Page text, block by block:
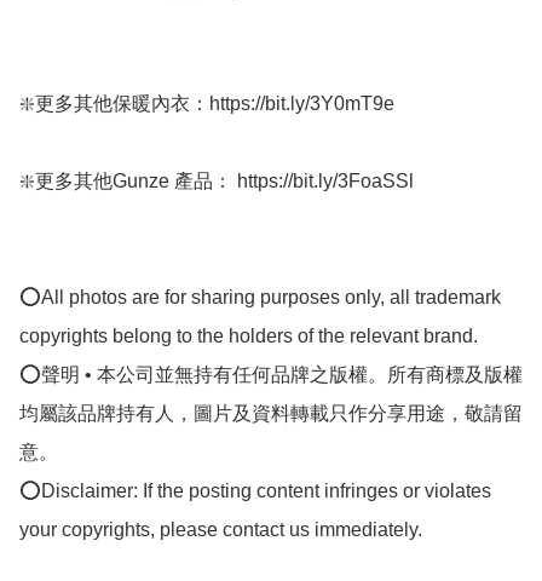
❇️更多其他保暖內衣：https://bit.ly/3Y0mT9e
❇️更多其他Gunze 產品： https://bit.ly/3FoaSSl
⭕All photos are for sharing purposes only, all trademark
copyrights belong to the holders of the relevant brand.
⭕聲明 • 本公司並無持有任何品牌之版權。所有商標及版權
均屬該品牌持有人，圖片及資料轉載只作分享用途，敬請留
意。
⭕Disclaimer: If the posting content infringes or violates
your copyrights, please contact us immediately.